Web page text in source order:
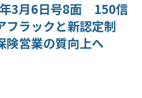
3月6日号8面 150信
フラックと新認定制
険営業の質向上へ